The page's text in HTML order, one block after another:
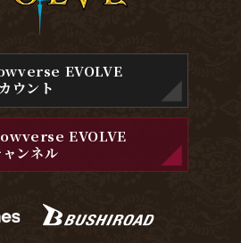
EVOLVE
ウント
EVOLVE
ンネル